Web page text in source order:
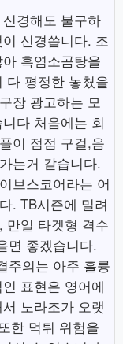
경해도 불구하
신경씁니다. 조
흑염소곰탕을
다 평정한 놓쳤을
장 광고하는 모
다 처음에는 회
이 점점 구걸,음
는거 같습니다.
브스코어라는 어
. TB시즌에 밀려
만일 타겟형 격수
면 좋겠습니다.
주의는 아주 훌륭
표현은 영어에
노라조가 오랫
한 먹튀 위험을